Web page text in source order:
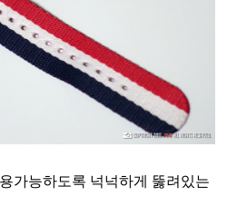
가능하도록 넉넉하게 뚫려있는